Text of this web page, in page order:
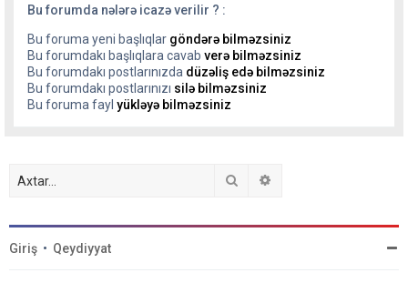
Bu forumda nələrə icazə verilir ? :
Bu foruma yeni başlıqlar göndərə bilməzsiniz
Bu forumdakı başlıqlara cavab verə bilməzsiniz
Bu forumdakı postlarınızda düzəliş edə bilməzsiniz
Bu forumdakı postlarınızı silə bilməzsiniz
Bu foruma fayl yükləyə bilməzsiniz
Axtar
Giriş • Qeydiyyat